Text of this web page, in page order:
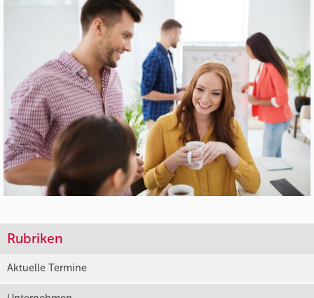
Rubriken
Aktuelle Termine